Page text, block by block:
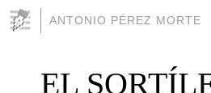
ANTONIO PÉREZ MORTE
EL